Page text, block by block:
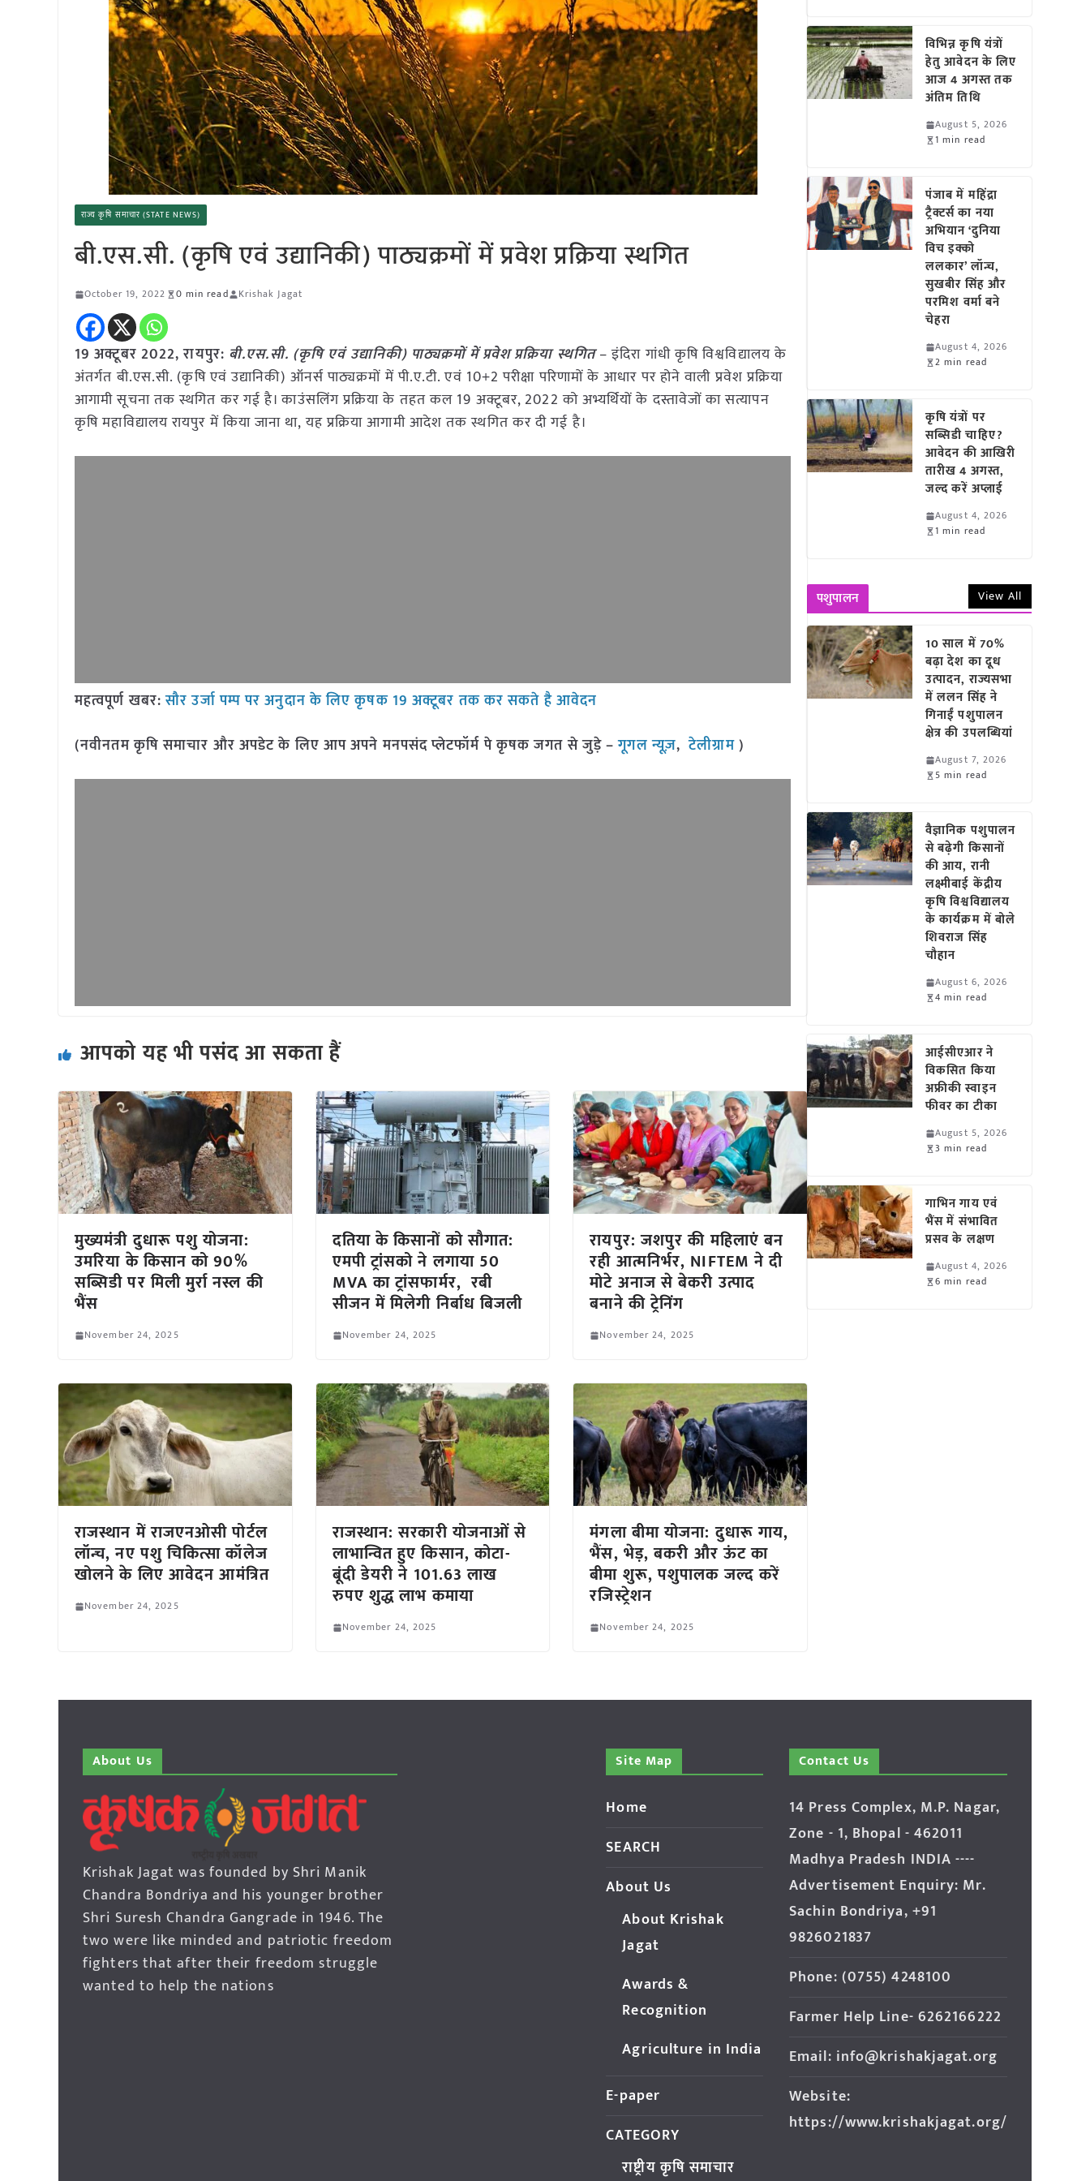
राज्य कृषि समाचार (STATE NEWS)
बी.एस.सी. (कृषि एवं उद्यानिकी) पाठ्यक्रमों में प्रवेश प्रक्रिया स्थगित
October 19, 2022 0 min read Krishak Jagat
19 अक्टूबर 2022, रायपुर: बी.एस.सी. (कृषि एवं उद्यानिकी) पाठ्यक्रमों में प्रवेश प्रक्रिया स्थगित– इंदिरा गांधी कृषि विश्वविद्यालय के
अंतर्गत बी.एस.सी. (कृषि एवं उद्यानिकी) ऑनर्स पाठ्यक्रमों में पी.ए.टी. एवं 10+2 परीक्षा परिणामों के आधार पर होने वाली प्रवेश प्रक्रिया
आगामी सूचना तक स्थगित कर गई है। काउंसलिंग प्रक्रिया के तहत कल 19 अक्टूबर, 2022 को अभ्यर्थियों के दस्तावेजों का सत्यापन
कृषि महाविद्यालय रायपुर में किया जाना था, यह प्रक्रिया आगामी आदेश तक स्थगित कर दी गई है।
महत्वपूर्ण खबर:सौर उर्जा पम्प पर अनुदान के लिए कृषक 19 अक्टूबर तक कर सकते है आवेदन
(नवीनतम कृषि समाचार और अपडेट के लिए आप अपने मनपसंद प्लेटफॉर्म पे कृषक जगत से जुड़े –गूगल न्यूज़,टेलीग्राम)
आपको यह भी पसंद आ सकता हैं
मुख्यमंत्री दुधारू पशु योजना:
उमरिया के किसान को 90%
सब्सिडी पर मिली मुर्रा नस्ल की
भैंस
November 24, 2025
दतिया के किसानों को सौगात:
एमपी ट्रांसको ने लगाया 50
MVA का ट्रांसफार्मर, रबी
सीजन में मिलेगी निर्बाध बिजली
November 24, 2025
रायपुर: जशपुर की महिलाएं बन
रही आत्मनिर्भर, NIFTEM ने दी
मोटे अनाज से बेकरी उत्पाद
बनाने की ट्रेनिंग
November 24, 2025
राजस्थान में राजएनओसी पोर्टल
लॉन्च, नए पशु चिकित्सा कॉलेज
खोलने के लिए आवेदन आमंत्रित
November 24, 2025
राजस्थान: सरकारी योजनाओं से
लाभान्वित हुए किसान, कोटा-
बूंदी डेयरी ने 101.63 लाख
रुपए शुद्ध लाभ कमाया
November 24, 2025
मंगला बीमा योजना: दुधारू गाय,
भैंस, भेड़, बकरी और ऊंट का
बीमा शुरू, पशुपालक जल्द करें
रजिस्ट्रेशन
November 24, 2025
विभिन्न कृषि यंत्रों
हेतु आवेदन के लिए
आज 4 अगस्त तक
अंतिम तिथि
August 5, 2026
1 min read
पंजाब में महिंद्रा
ट्रैक्टर्स का नया
अभियान ‘दुनिया
विच इक्को
ललकार’ लॉन्च,
सुखबीर सिंह और
परमिश वर्मा बने
चेहरा
August 4, 2026
2 min read
कृषि यंत्रों पर
सब्सिडी चाहिए?
आवेदन की आखिरी
तारीख 4 अगस्त,
जल्द करें अप्लाई
August 4, 2026
1 min read
पशुपालन View All
10 साल में 70%
बढ़ा देश का दूध
उत्पादन, राज्यसभा
में ललन सिंह ने
गिनाईं पशुपालन
क्षेत्र की उपलब्धियां
August 7, 2026
5 min read
वैज्ञानिक पशुपालन
से बढ़ेगी किसानों
की आय, रानी
लक्ष्मीबाई केंद्रीय
कृषि विश्वविद्यालय
के कार्यक्रम में बोले
शिवराज सिंह
चौहान
August 6, 2026
4 min read
आईसीएआर ने
विकसित किया
अफ्रीकी स्वाइन
फीवर का टीका
August 5, 2026
3 min read
गाभिन गाय एवं
भैंस में संभावित
प्रसव के लक्षण
August 4, 2026
6 min read
About Us
Krishak Jagat was founded by Shri Manik
Chandra Bondriya and his younger brother
Shri Suresh Chandra Gangrade in 1946. The
two were like minded and patriotic freedom
fighters that after their freedom struggle
wanted to help the nations
Site Map
Home
SEARCH
About Us
About Krishak
Jagat
Awards &
Recognition
Agriculture in India
E-paper
CATEGORY
राष्ट्रीय कृषि समाचार
Contact Us
14 Press Complex, M.P. Nagar,
Zone - 1, Bhopal - 462011
Madhya Pradesh INDIA ----
Advertisement Enquiry: Mr.
Sachin Bondriya, +91
9826021837
Phone: (0755) 4248100
Farmer Help Line- 6262166222
Email: info@krishakjagat.org
Website:
https://www.krishakjagat.org/